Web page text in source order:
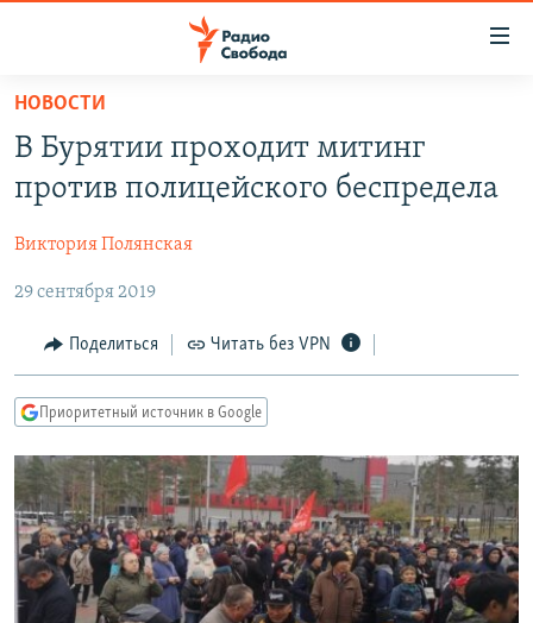
упрощенного
доступа
основному
Вернутся
главной
навигации
Вернутся
поиску
ПОДКАСТЫ
АВТОРСКИЕ ПРОЕКТЫ
ЦИТАТЫ СВОБОДЫ
МНЕНИЯ
КУЛЬТУРА
IDEL.РЕАЛИИ
КАВКАЗ.РЕАЛИИ
СЕВЕР.РЕАЛИИ
СИБИРЬ.РЕАЛИИ
РАСПИСАНИЕ ВЕЩАНИЯ
ПОДПИШИТЕСЬ НА РАССЫЛКУ
НОВОСТИ
В Бурятии проходит митинг
против полицейского беспредела
Виктория Полянская
29 сентября 2019
Поделиться Читать без VPN
Приоритетный источник в Google